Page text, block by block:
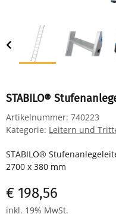
STABILO®
Artikelnummer: 740223
Kategorie: Leitern und
STABILO®
2700 x 380 mm
€ 198,56
inkl. 19% MwSt.